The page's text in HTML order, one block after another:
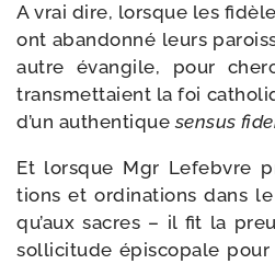
A vrai dire, lorsque les
ont aban­don­né leurs
autre évan­gile, pour
trans­met­taient la foi
d’un authen­tiquesen­sus
Et lorsque Mgr Lefebvre
tions et ordi­na­tions dans
qu’aux sacres – il fit la
sol­li­ci­tude épis­co­pale pour